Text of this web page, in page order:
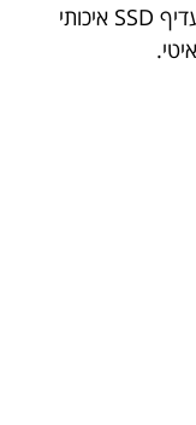
נפח? תלוי בשימוש. אבל כלל אצבע: עדיף SSD איכותי